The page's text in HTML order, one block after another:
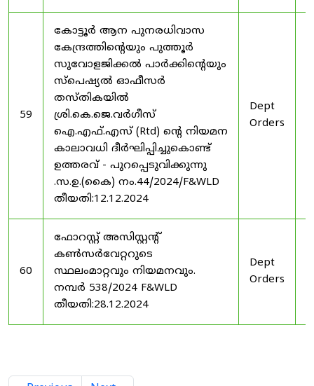
59
കോട്ടൂർ ആന പുനരധിവാസ
കേന്ദ്രത്തിന്റെയും പുത്തൂർ
സുവോളജിക്കൽ പാർക്കിന്റെയും
സ്പെഷ്യൽ ഓഫീസർ
തസ്തികയിൽ
ശ്രി.കെ.ജെ.വർഗീസ്
ഐ.എഫ്.എസ് (Rtd) ന്റെ നിയമന
കാലാവധി ദീർഘിപ്പിച്ചുകൊണ്ട്
ഉത്തരവ് - പുറപ്പെടുവിക്കുന്നു
.സ.ഉ.(കൈ) നം.44/2024/F&WLD
തീയതി:12.12.2024
Dept
Orders
60
ഫോറസ്റ്റ് അസിസ്റ്റൻ്റ്
കൺസർവേറ്ററുടെ
സ്ഥലംമാറ്റവും നിയമനവും.
നമ്പർ 538/2024 F&WLD
തീയതി:28.12.2024
Dept
Orders